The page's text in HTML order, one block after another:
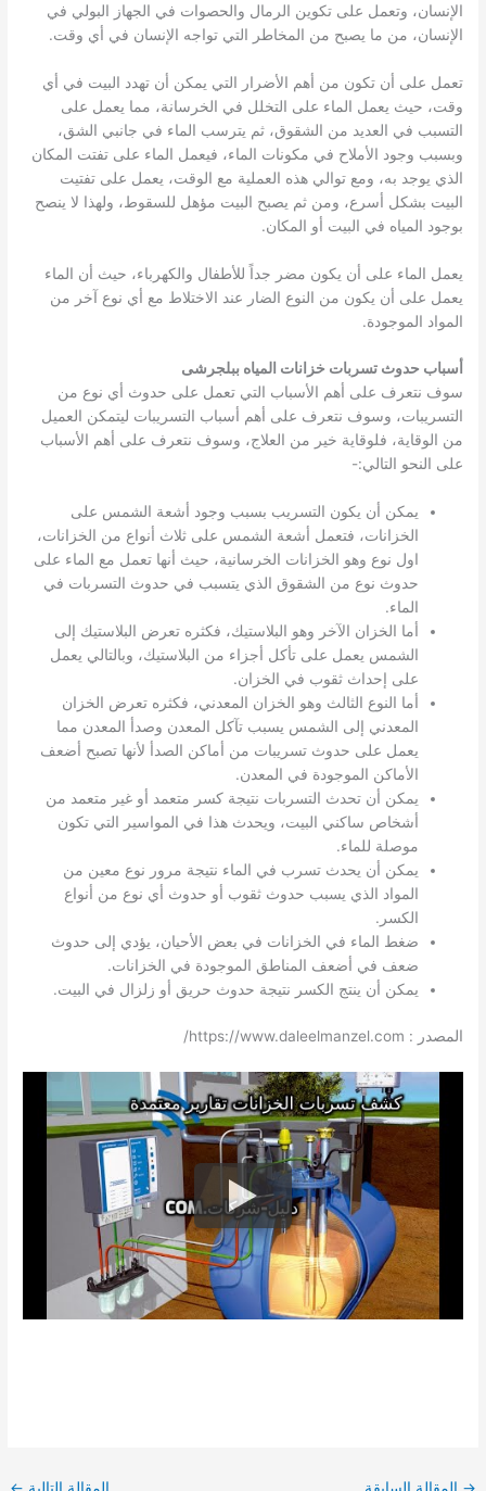
الإنسان، وتعمل على تكوين الرمال والحصوات في الجهاز البولي في
الإنسان، من ما يصبح من المخاطر التي تواجه الإنسان في أي وقت.
تعمل على أن تكون من أهم الأضرار التي يمكن أن تهدد البيت في أي
وقت، حيث يعمل الماء على التخلل في الخرسانة، مما يعمل على
التسبب في العديد من الشقوق، ثم يترسب الماء في جانبي الشق،
وبسبب وجود الأملاح في مكونات الماء، فيعمل الماء على تفتت المكان
الذي يوجد به، ومع توالي هذه العملية مع الوقت، يعمل على تفتيت
البيت بشكل أسرع، ومن ثم يصبح البيت مؤهل للسقوط، ولهذا لا ينصح
بوجود المياه في البيت أو المكان.
يعمل الماء على أن يكون مضر جداً للأطفال والكهرباء، حيث أن الماء
يعمل على أن يكون من النوع الضار عند الاختلاط مع أي نوع آخر من
المواد الموجودة.
أسباب حدوث تسربات خزانات المياه ببلجرشى
سوف نتعرف على أهم الأسباب التي تعمل على حدوث أي نوع من
التسريبات، وسوف نتعرف على أهم أسباب التسريبات ليتمكن العميل
من الوقاية، فلوقاية خير من العلاج، وسوف نتعرف على أهم الأسباب
على النحو التالي:-
يمكن أن يكون التسريب بسبب وجود أشعة الشمس على
الخزانات، فتعمل أشعة الشمس على ثلاث أنواع من الخزانات،
اول نوع وهو الخزانات الخرسانية، حيث أنها تعمل مع الماء على
حدوث نوع من الشقوق الذي يتسبب في حدوث التسربات في
الماء.
أما الخزان الآخر وهو البلاستيك، فكثره تعرض البلاستيك إلى
الشمس يعمل على تأكل أجزاء من البلاستيك، وبالتالي يعمل
على إحداث ثقوب في الخزان.
أما النوع الثالث وهو الخزان المعدني، فكثره تعرض الخزان
المعدني إلى الشمس يسبب تآكل المعدن وصدأ المعدن مما
يعمل على حدوث تسريبات من أماكن الصدأ لأنها تصبح أضعف
الأماكن الموجودة في المعدن.
يمكن أن تحدث التسربات نتيجة كسر متعمد أو غير متعمد من
أشخاص ساكني البيت، ويحدث هذا في المواسير التي تكون
موصلة للماء.
يمكن أن يحدث تسرب في الماء نتيجة مرور نوع معين من
المواد الذي يسبب حدوث ثقوب أو حدوث أي نوع من أنواع
الكسر.
ضغط الماء في الخزانات في بعض الأحيان، يؤدي إلى حدوث
ضعف في أضعف المناطق الموجودة في الخزانات.
يمكن أن ينتج الكسر نتيجة حدوث حريق أو زلزال في البيت.
المصدر : https://www.daleelmanzel.com/